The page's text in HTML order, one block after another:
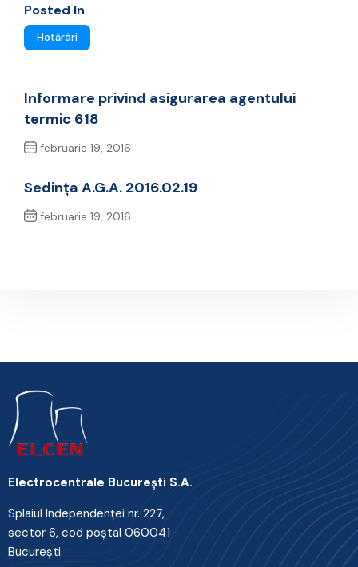
Posted In
Hotărâri
Informare privind asigurarea agentului
termic 618
februarie 19, 2016
Sedința A.G.A. 2016.02.19
februarie 19, 2016
Electrocentrale Bucureşti S.A.
Splaiul Independenţei nr. 227,
sector 6, cod poştal 060041
Bucureşti